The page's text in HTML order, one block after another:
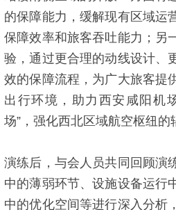
的保障能力，缓解现有区域运
保障效率和旅客吞吐能力；另
验，通过更合理的动线设计、
效的保障流程，为广大旅客提
出行环境，助力西安咸阳机
场”，强化西北区域航空枢纽的
演练后，与会人员共同回顾演
中的薄弱环节、设施设备运行
中的优化空间等进行深入分析